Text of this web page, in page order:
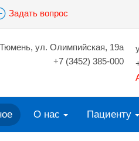
Задать вопрос
ул. Олимпийская, 19а
+7 (3452) 385-000
О нас Пациенту